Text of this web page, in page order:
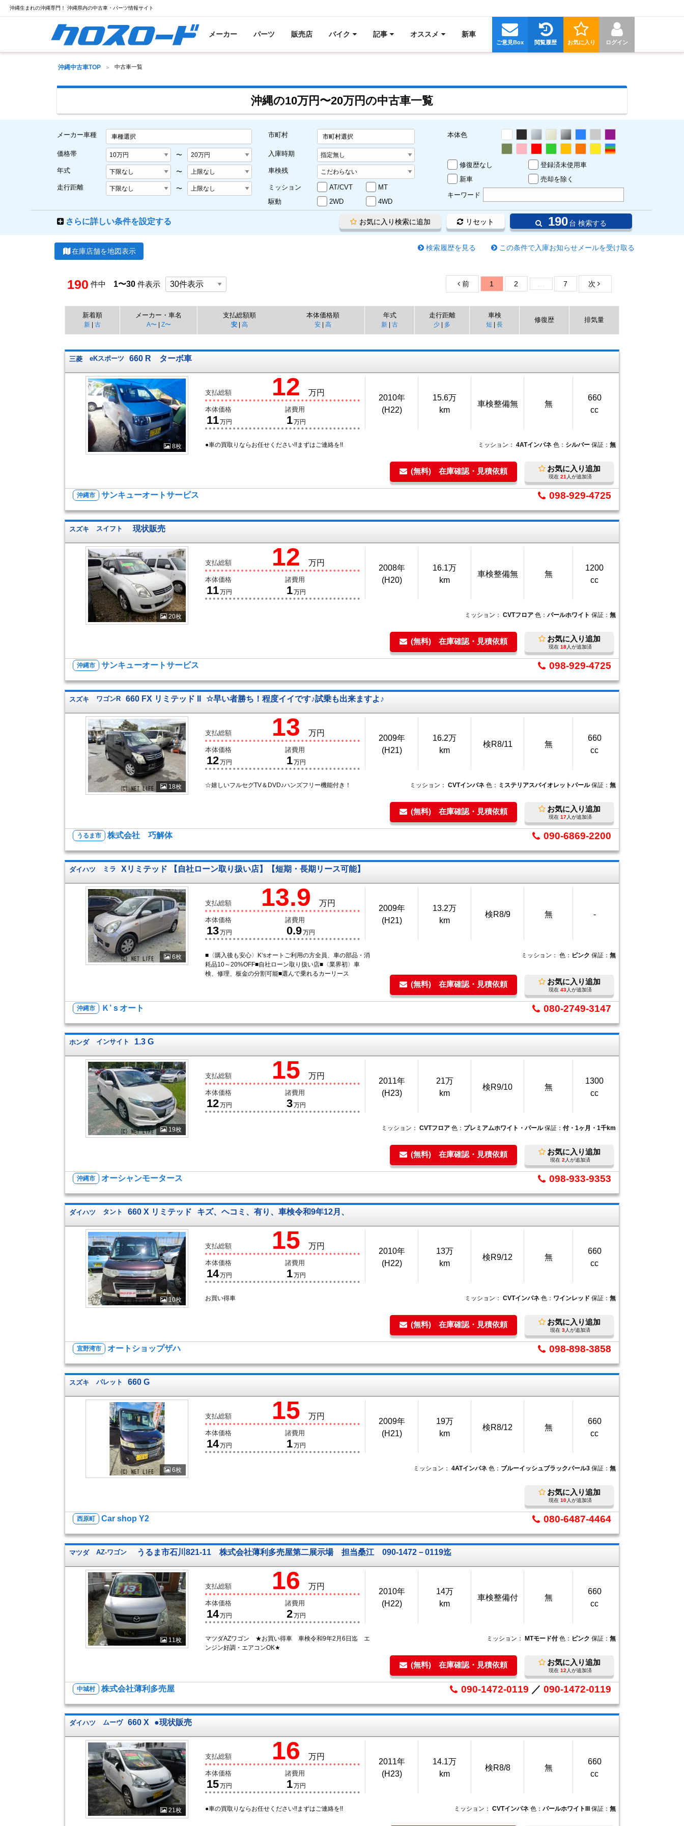
沖縄生まれの沖縄専門！ 沖縄県内の中古車・パーツ情報サイト
メーカー パーツ 販売店 バイク 記事 オススメ 新車
ログイン
お気に入り
閲覧履歴
ご意見Box
沖縄中古車TOP 中古車一覧
沖縄の10万円〜20万円の中古車一覧
メーカー車種 車種選択
価格帯 〜
年式 〜
走行距離 〜
市町村 市町村選択
入庫時期
車検残
ミッション AT/CVT
MT
駆動
2WD 4WD
本体色
修復歴なし
登録済未使用車
新車
売却を除く
キーワード
さらに詳しい条件を設定する 190台 検索する
リセット
お気に入り検索に追加
在庫店舗を地図表示 この条件で入庫お知らせメールを受け取る
検索履歴を見る
190 件中 1〜30 件表示 前 1 2 7 次
新着順
新 | 古
メーカー・車名
A〜| Z〜
支払総額順
安| 高
本体価格順
安| 高
年式
新 | 古
走行距離
少 | 多
車検
短 | 長
修復歴 排気量
三菱 eKスポーツ 660 R ターボ車
8枚
支払総額 12 万円
本体価格
11万円
諸費用
1万円
2010年
(H22)
15.6万
km
車検整備無 無
660
cc
●車の買取りならお任せください!!まずはご連絡を!! ミッション： 4ATインパネ 色： シルバー 保証： 無
(無料) 在庫確認・見積依頼 お気に入り追加
現在 21 人が追加済
沖縄市 サンキューオートサービス 098-929-4725
スズキ スイフト 現状販売
20枚
支払総額 12 万円
本体価格
11万円
諸費用
1万円
2008年
(H20)
16.1万
km
車検整備無 無
1200
cc
ミッション： CVTフロア 色： パールホワイト 保証： 無
(無料) 在庫確認・見積依頼 お気に入り追加
現在 18人が追加済
沖縄市 サンキューオートサービス 098-929-4725
スズキ ワゴンR 660 FX リミテッド II ☆早い者勝ち！程度イイです♪試乗も出来ますよ♪
18枚
支払総額 13 万円
本体価格
12万円
諸費用
1万円
2009年
(H21)
16.2万
km
検R8/11 無
660
cc
☆嬉しいフルセグTV＆DVD♪ハンズフリー機能付き！ ミッション： CVTインパネ 色： ミステリアスバイオレットパール 保証： 無
(無料) 在庫確認・見積依頼 お気に入り追加
現在 17人が追加済
うるま市 株式会社 巧解体 090-6869-2200
ダイハツ ミラ Xリミテッド 【自社ローン取り扱い店】【短期・長期リース可能】
6枚
支払総額 13.9 万円
本体価格
13万円
諸費用
0.9万円
2009年
(H21)
13.2万
km
検R8/9 無 -
■〈購入後も安心〉K‘sオートご利用の方全員、車の部品・消
耗品10～20%OFF■自社ローン取り扱い店■〈業界初〉車
検、修理、板金の分割可能■選んで乗れるカーリース
ミッション： 色： ピンク 保証： 無
(無料) 在庫確認・見積依頼 お気に入り追加
現在 43人が追加済
沖縄市 Ｋ’ｓオート 080-2749-3147
ホンダ インサイト 1.3 G
19枚
支払総額 15 万円
本体価格
12万円
諸費用
3万円
2011年
(H23)
21万
km
検R9/10 無
1300
cc
ミッション： CVTフロア 色： プレミアムホワイト・パール 保証： 付・1ヶ月・1千km
(無料) 在庫確認・見積依頼 お気に入り追加
現在 2 人が追加済
沖縄市 オーシャンモータース 098-933-9353
ダイハツ タント 660 X リミテッド キズ、ヘコミ、有り、車検令和9年12月、
10枚
支払総額 15 万円
本体価格
14万円
諸費用
1万円
2010年
(H22)
13万
km
検R9/12 無
660
cc
お買い得車 ミッション： CVTインパネ 色： ワインレッド 保証： 無
(無料) 在庫確認・見積依頼 お気に入り追加
現在 3人が追加済
宜野湾市 オートショップザハ 098-898-3858
スズキ パレット 660 G
6枚
支払総額 15 万円
本体価格
14万円
諸費用
1万円
2009年
(H21)
19万
km
検R8/12 無
660
cc
ミッション： 4ATインパネ 色： ブルーイッシュブラックパール3 保証： 無
お気に入り追加
現在 10人が追加済
西原町 Car shop Y2 080-6487-4464
マツダ AZ-ワゴン うるま市石川821-11 株式会社薄利多売屋第二展示場 担当桑江 090-1472－0119迄
11枚
支払総額 16 万円
本体価格
14万円
諸費用
2万円
2010年
(H22)
14万
km
車検整備付 無
660
cc
マツダAZワゴン ★お買い得車 車検令和9年2月6日迄 エ
ンジン好調・エアコンOK★
ミッション： MTモード付 色： ピンク 保証： 無
(無料) 在庫確認・見積依頼 お気に入り追加
現在 12 人が追加済
中城村 株式会社薄利多売屋 090-1472-0119 ／ 090-1472-0119
ダイハツ ムーヴ 660 X ●現状販売
21枚
支払総額 16 万円
本体価格
15万円
諸費用
1万円
2011年
(H23)
14.1万
km
検R8/8 無
660
cc
●車の買取りならお任せください!!まずはご連絡を!! ミッション： CVTインパネ 色： パールホワイトIII 保証： 無